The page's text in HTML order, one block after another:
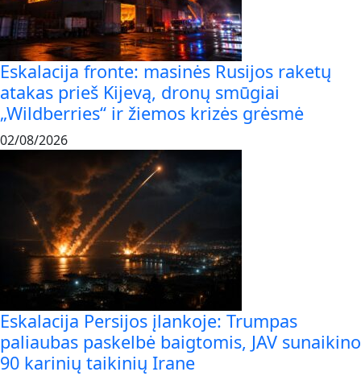
Eskalacija fronte: masinės Rusijos raketų
atakas prieš Kijevą, dronų smūgiai
„Wildberries“ ir žiemos krizės grėsmė
02/08/2026
Eskalacija Persijos įlankoje: Trumpas
paliaubas paskelbė baigtomis, JAV sunaikino
90 karinių taikinių Irane